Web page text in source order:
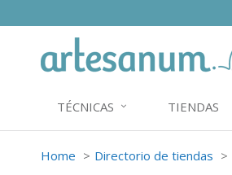
TÉCNICAS TIENDAS
Home Directorio de tiendas